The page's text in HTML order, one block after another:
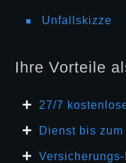
Unfallskizze
Ihre Vorteile
27/7 kosten
Dienst bis